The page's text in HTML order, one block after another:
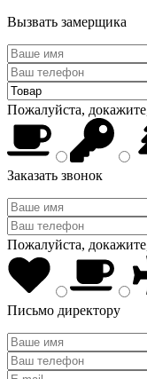
Вызвать замерщика
Пожалуйста,
Заказать звонок
Пожалуйста,
Письмо директору